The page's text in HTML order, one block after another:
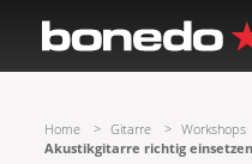
Home Gitarre Workshops
Akustikgitarre richtig einsetzen